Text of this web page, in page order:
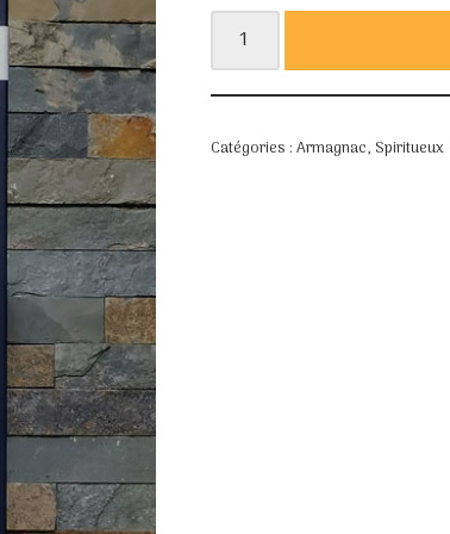
Catégories :Armagnac, Spiritueux